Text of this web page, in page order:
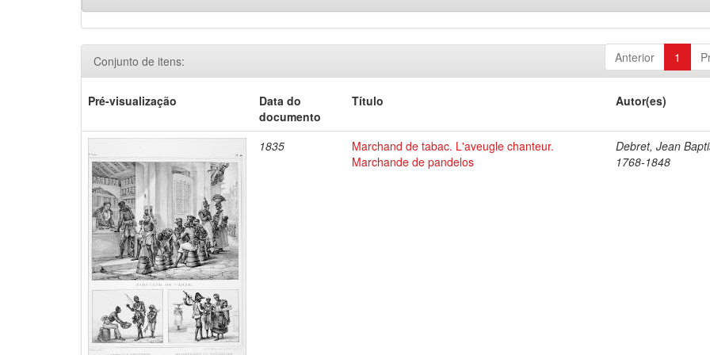
Anterior 1
Conjunto de itens:
Pré-visualização
Data do
documento
Título Autor(es)
1835
Marchand de tabac. L'aveugle chanteur.
Marchande de pandelos
Debret, Jean
1768-1848